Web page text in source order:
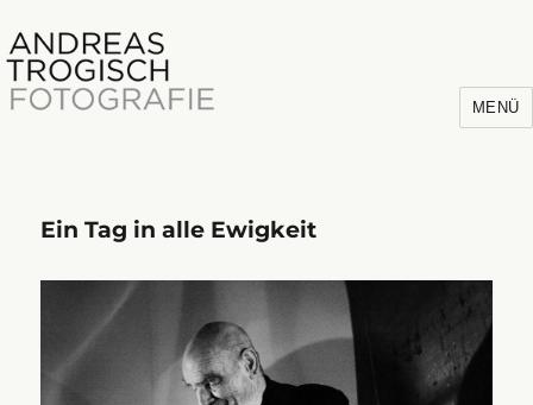
Andreas Trogisch
MENÜ
Ein Tag in alle Ewigkeit